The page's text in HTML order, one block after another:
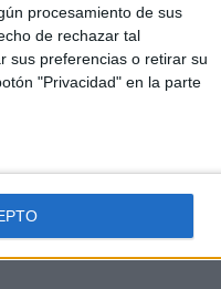
procesamiento de sus
de rechazar tal
sus preferencias o retirar su
"Privacidad" en la parte